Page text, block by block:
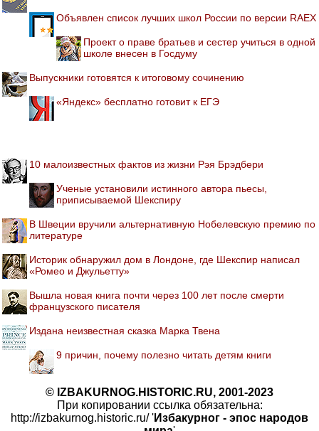
Объявлен список лучших школ России по версии RAEX
Проект о праве братьев и сестер учиться в одной
школе внесен в Госдуму
Выпускники готовятся к итоговому сочинению
«Яндекс» бесплатно готовит к ЕГЭ
10 малоизвестных фактов из жизни Рэя Брэдбери
Ученые установили истинного автора пьесы,
приписываемой Шекспиру
В Швеции вручили альтернативную Нобелевскую премию по
литературе
Историк обнаружил дом в Лондоне, где Шекспир написал
«Ромео и Джульетту»
Вышла новая книга почти через 100 лет после смерти
французского писателя
Издана неизвестная сказка Марка Твена
9 причин, почему полезно читать детям книги
© IZBAKURNOG.HISTORIC.RU, 2001-2023
При копировании ссылка обязательна:
http://izbakurnog.historic.ru/ 'Избакурног - эпос народов